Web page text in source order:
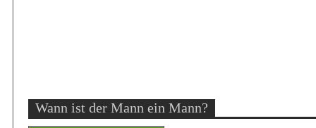
Wann ist der Mann ein Mann?